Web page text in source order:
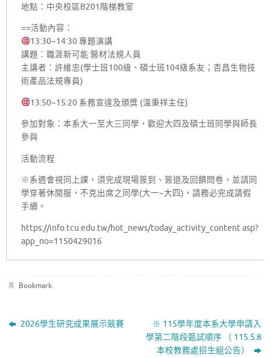
地點：中央校區B201階梯教室
==活動內容：
13:30~14:30 專題演講
講題：職涯新可能:醫材法規人員
主講者：許維忠(學士班100級、碩士班104級系友；杏昌生物技
術產品法規專員)
13:50~15:20 系務宣達及頒獎 (溫秉祥主任)
參加對象：本系大一至大三同學，歡迎大四及碩士班同學與師長
參與
活動流程
※系週會視同上課，須完成現場簽到、簽退及回饋問卷，並請同
學穿著休閒服，不克出席之同學(大一~大四)，請務必完成請假
手續。
https://info.tcu.edu.tw/hot_news/today_activity_content.asp?
app_no=1150429016
Bookmark.
2026學生研究成果展示競賽
※ 115學年度本系大學申請入
學第二階段甄試順序 （ 115.5.8
本校教務處招生組公告）